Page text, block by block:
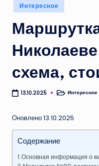
Опубликовано
в
Интересное
схема,
13.10.2025
Опубликовано
Интересное
Оновлено 13.10.2025
Содержание
Основная информация о